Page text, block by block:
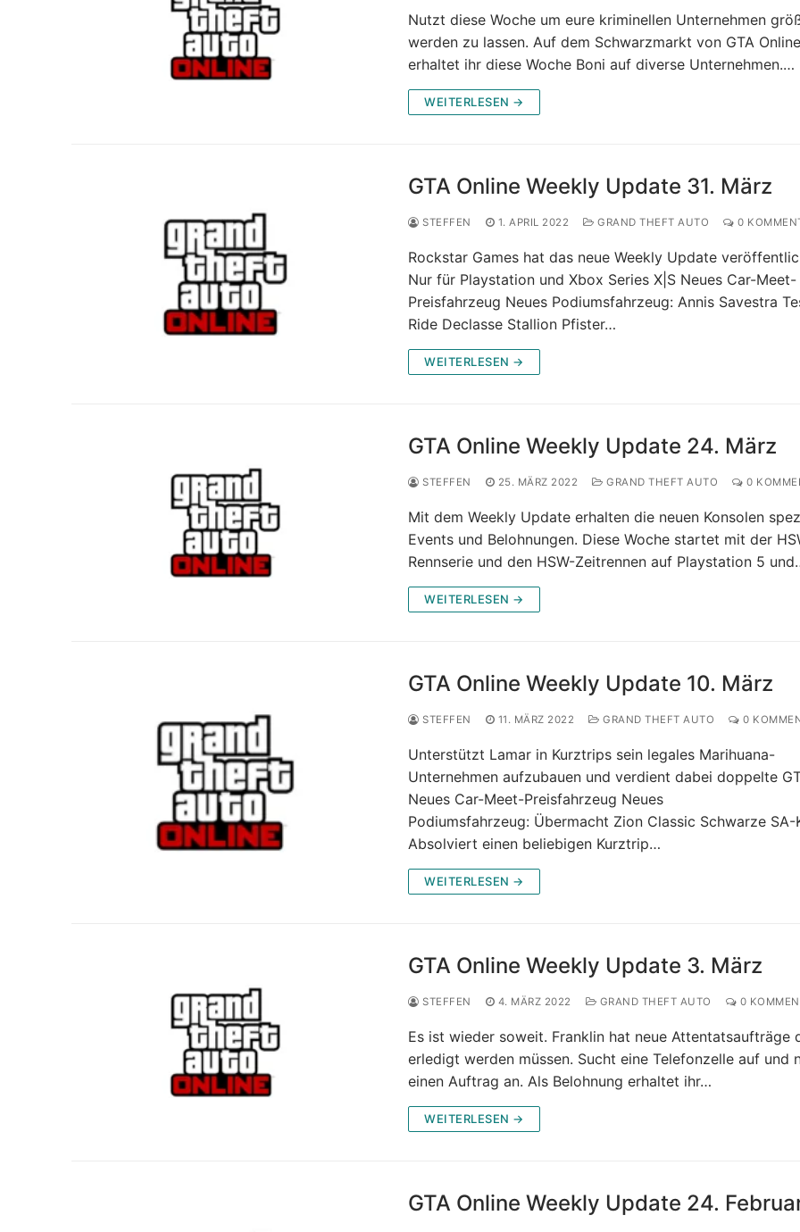
Nutzt diese Woche um eure kriminellen Unternehmen
werden zu lassen. Auf dem Schwarzmarkt von GTA
erhaltet ihr diese Woche Boni auf diverse Unternehmen.…
WEITERLESEN →
GTA Online Weekly Update 31. März
STEFFEN 1. APRIL 2022 GRAND THEFT AUTO 0
Rockstar Games hat das neue Weekly Update
Nur für Playstation und Xbox Series X|S Neues Car-Meet-
Preisfahrzeug Neues Podiumsfahrzeug: Annis Savestra
Ride Declasse Stallion Pfister…
WEITERLESEN →
GTA Online Weekly Update 24. März
STEFFEN 25. MÄRZ 2022 GRAND THEFT AUTO 0
Mit dem Weekly Update erhalten die neuen Konsolen
Events und Belohnungen. Diese Woche startet mit der
Rennserie und den HSW-Zeitrennen auf Playstation 5
WEITERLESEN →
GTA Online Weekly Update 10. März
STEFFEN 11. MÄRZ 2022 GRAND THEFT AUTO 0
Unterstützt Lamar in Kurztrips sein legales Marihuana-
Unternehmen aufzubauen und verdient dabei doppelte
Neues Car-Meet-Preisfahrzeug Neues
Podiumsfahrzeug: Übermacht Zion Classic Schwarze SA-
Absolviert einen beliebigen Kurztrip…
WEITERLESEN →
GTA Online Weekly Update 3. März
STEFFEN 4. MÄRZ 2022 GRAND THEFT AUTO 0
Es ist wieder soweit. Franklin hat neue Attentatsaufträge
erledigt werden müssen. Sucht eine Telefonzelle auf und
einen Auftrag an. Als Belohnung erhaltet ihr…
WEITERLESEN →
GTA Online Weekly Update 24.